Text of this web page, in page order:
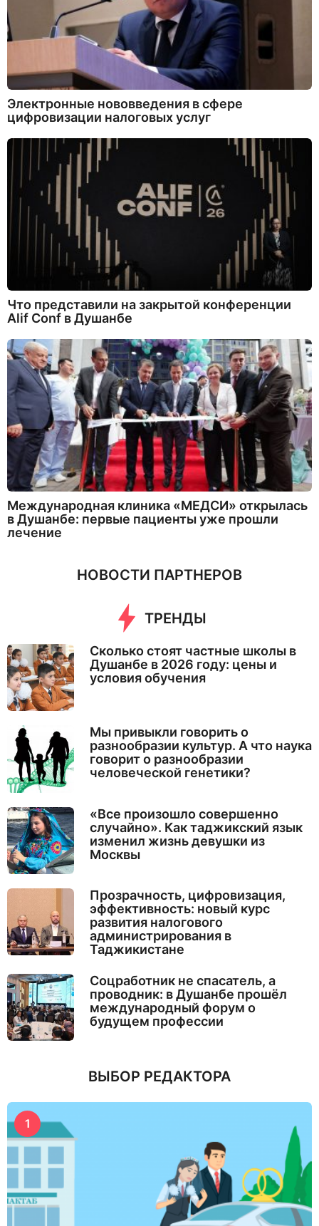
Электронные нововведения в сфере
цифровизации налоговых услуг
Что представили на закрытой конференции
Alif Conf в Душанбе
Международная клиника «МЕДСИ» открылась
в Душанбе: первые пациенты уже прошли
лечение
НОВОСТИ ПАРТНЕРОВ
ТРЕНДЫ
Сколько стоят частные школы в
Душанбе в 2026 году: цены и
условия обучения
Мы привыкли говорить о
разнообразии культур. А что наука
говорит о разнообразии
человеческой генетики?
«Все произошло совершенно
случайно». Как таджикский язык
изменил жизнь девушки из
Москвы
Прозрачность, цифровизация,
эффективность: новый курс
развития налогового
администрирования в
Таджикистане
Соцработник не спасатель, а
проводник: в Душанбе прошёл
международный форум о
будущем профессии
ВЫБОР РЕДАКТОРА
1